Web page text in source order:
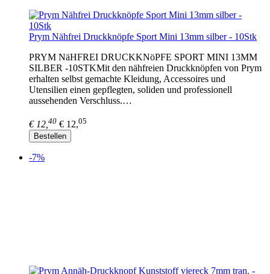
Prym Nähfrei Druckknöpfe Sport Mini 13mm silber - 10Stk
PRYM NäHFREI DRUCKKNöPFE SPORT MINI 13MM
SILBER -10STKMit den nähfreien Druckknöpfen von Prym
erhalten selbst gemachte Kleidung, Accessoires und
Utensilien einen gepflegten, soliden und professionell
aussehenden Verschluss.…
€ 12, 40 € 12,05
Bestellen
-7%